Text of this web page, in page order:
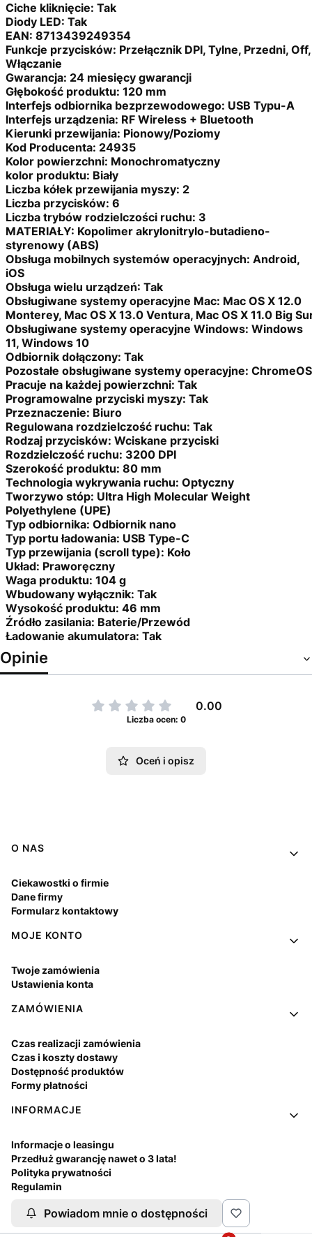
Ciche kliknięcie: Tak
Diody LED: Tak
EAN: 8713439249354
Funkcje przycisków: Przełącznik DPI, Tylne, Przedni, Off,
Włączanie
Gwarancja: 24 miesięcy gwarancji
Głębokość produktu: 120 mm
Interfejs odbiornika bezprzewodowego: USB Typu-A
Interfejs urządzenia: RF Wireless + Bluetooth
Kierunki przewijania: Pionowy/Poziomy
Kod Producenta: 24935
Kolor powierzchni: Monochromatyczny
kolor produktu: Biały
Liczba kółek przewijania myszy: 2
Liczba przycisków: 6
Liczba trybów rodzielczości ruchu: 3
MATERIAŁY: Kopolimer akrylonitrylo-butadieno-
styrenowy (ABS)
Obsługa mobilnych systemów operacyjnych: Android,
iOS
Obsługa wielu urządzeń: Tak
Obsługiwane systemy operacyjne Mac: Mac OS X 12.0
Monterey, Mac OS X 13.0 Ventura, Mac OS X 11.0 Big
Obsługiwane systemy operacyjne Windows: Windows
11, Windows 10
Odbiornik dołączony: Tak
Pozostałe obsługiwane systemy operacyjne: ChromeOS
Pracuje na każdej powierzchni: Tak
Programowalne przyciski myszy: Tak
Przeznaczenie: Biuro
Regulowana rozdzielczość ruchu: Tak
Rodzaj przycisków: Wciskane przyciski
Rozdzielczość ruchu: 3200 DPI
Szerokość produktu: 80 mm
Technologia wykrywania ruchu: Optyczny
Tworzywo stóp: Ultra High Molecular Weight
Polyethylene (UPE)
Typ odbiornika: Odbiornik nano
Typ portu ładowania: USB Type-C
Typ przewijania (scroll type): Koło
Układ: Praworęczny
Waga produktu: 104 g
Wbudowany wyłącznik: Tak
Wysokość produktu: 46 mm
Źródło zasilania: Baterie/Przewód
Ładowanie akumulatora: Tak
Opinie
0.00
Liczba ocen: 0
Oceń i opisz
Linki w stopce
O NAS
Ciekawostki o firmie
Dane firmy
Formularz kontaktowy
MOJE KONTO
Twoje zamówienia
Ustawienia konta
ZAMÓWIENIA
Czas realizacji zamówienia
Czas i koszty dostawy
Dostępność produktów
Formy płatności
INFORMACJE
Informacje o leasingu
Przedłuż gwarancję nawet o 3 lata!
Polityka prywatności
Regulamin
Zwroty i reklamacje
Powiadom mnie o dostępności